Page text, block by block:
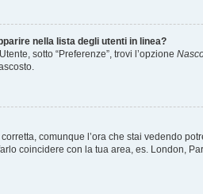
nella lista degli utenti in linea?
sotto “Preferenze”, trovi l’opzione
corretta, comunque l’ora che stai vedendo
coincidere con la tua area, es. London,